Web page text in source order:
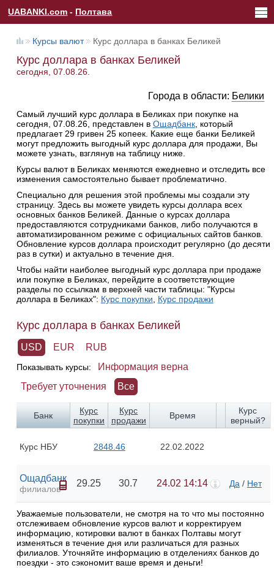
UABANKI.com - Полтава
Курсы валют Курс доллара в банках Беликей
Курс доллара в банках Беликей
сегодня, 07.08.26.
Города в области: Белики
Самый лучший курс доллара в Беликах при покупке на
сегодня, 07.08.26, представлен в Ощадбанк, который
предлагает 29 гривен 25 копеек. Какие еще банки Беликей
могут предложить выгодный курс доллара для продажи, Вы
можете узнать, взглянув на таблицу ниже.
Курсы валют в Беликах меняются ежедневно и отследить все
изменения самостоятельно бывает проблематично.
Специально для решения этой проблемы мы создали эту
страницу. Здесь вы можете увидеть курсы доллара всех
основных банков Беликей. Данные о курсах доллара
предоставляются сотрудниками банков, либо получаются в
автоматизированном режиме с официальных сайтов банков.
Обновление курсов доллара происходит регулярно (до десяти
раз в сутки) и актуально в течение дня.
Чтобы найти наиболее выгодный курс доллара при продаже
или покупке в Беликах, перейдите в соответствующие
разделы по ссылкам в верхней части таблицы: "Курсы
доллара в Беликах": Курс покупки Курс продажи
Курс доллара в банках Беликей
USD EUR RUB
Показывать курсы:
Информация верна
Требует уточнения
Все
Банк
Курс
покупки
Курс
продажи
Время
Курс
верный?
Курс НБУ 2848.46 22.02.2022
Ощадбанк
филиалов
29.25 30.7 24.02 14:14 Да / Нет
Уважаемые пользователи, не смотря на то что мы постоянно
отслеживаем обновление курсов валют и корректируем
информацию, котировки валют в банках Полтавы могут
изменяться в течение дня или различаться для разных
филиалов. Уточняйте информацию в отделениях банков до
поездки - это сэкономит ваше время и деньги!